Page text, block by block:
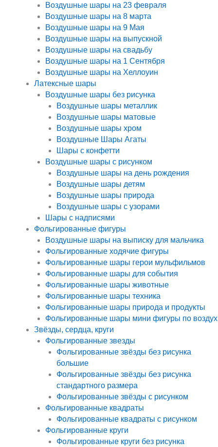
Воздушные шары на 23 февраля
Воздушные шары на 8 марта
Воздушные шары на 9 Мая
Воздушные шары на выпускной
Воздушные шары на свадьбу
Воздушные шары на 1 Сентября
Воздушные шары на Хеллоуин
Латексные шары
Воздушные шары без рисунка
Воздушные шары металлик
Воздушные шары матовые
Воздушные шары хром
Воздушные Шары Агаты
Шары с конфетти
Воздушные шары с рисунком
Воздушные шары на день рождения
Воздушные шары детям
Воздушные шары природа
Воздушные шары с узорами
Шары с надписями
Фольгированные фигуры
Воздушные шары на выписку для мальчика
Фольгированные ходячие фигуры
Фольгированные шары герои мульфильмов
Фольгированные шары для события
Фольгированные шары животные
Фольгированные шары техника
Фольгированные шары природа и продукты
Фольгированные шары мини фигуры по воздух
Звёзды, сердца, круги
Фольгированные звезды
Фольгированные звёзды без рисунка
большие
Фольгированные звёзды без рисунка
стандартного размера
Фольгированные звёзды с рисунком
Фольгированные квадраты
Фольгированные квадраты с рисунком
Фольгированные круги
Фольгированные круги без рисунка